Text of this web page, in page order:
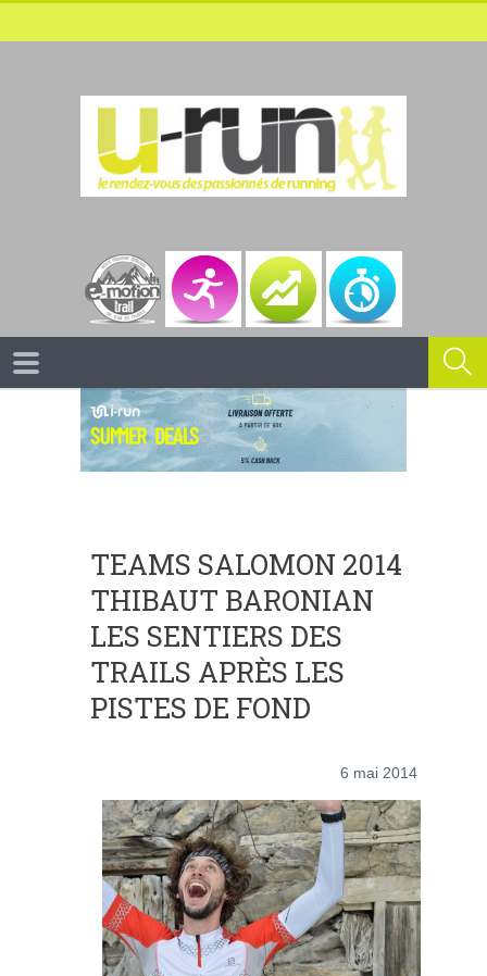
TEAMS SALOMON 2014
THIBAUT BARONIAN
LES SENTIERS DES
TRAILS APRÈS LES
PISTES DE FOND
6 mai 2014